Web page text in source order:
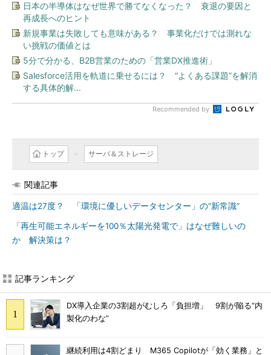
日本の半導体はなぜ世界で勝てなくなった？ 衰退の要因と
再成長へのヒント
新規事業は失敗しても意味がある？ 事業化だけでは測れな
い挑戦の価値とは
5分で分かる、B2B営業のための「営業DX推進術」
Salesforce活用を軌道に乗せるには？ “よくある課題”を解消
する具体的解...
Recommended by
トップ サーバ＆ストレージ
関連記事
適温は27度？ 「環境に優しいデータセンター」の“新常識”
「再生可能エネルギーを100％太陽光発電で」はなぜ難しいの
か 解決策は？
記事ランキング
DX導入企業の3割超がむしろ「負担増」 9割が陥る“内
製化のわな”
継続利用は4割どまり M365 Copilotが「効く業務」と